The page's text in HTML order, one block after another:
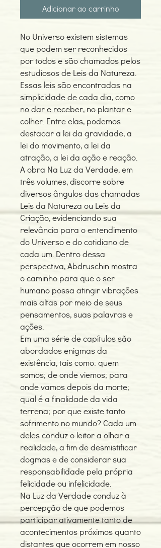
Adicionar ao carrinho
No Universo existem sistemas
que podem ser reconhecidos
por todos e são chamados pelos
estudiosos de Leis da Natureza.
Essas leis são encontradas na
simplicidade de cada dia, como
no dar e receber, no plantar e
colher. Entre elas, podemos
destacar a lei da gravidade, a
lei do movimento, a lei da
atração, a lei da ação e reação.
A obra Na Luz da Verdade, em
três volumes, discorre sobre
diversos ângulos das chamadas
Leis da Natureza ou Leis da
Criação, evidenciando sua
relevância para o entendimento
do Universo e do cotidiano de
cada um. Dentro dessa
perspectiva, Abdruschin mostra
o caminho para que o ser
humano possa atingir vibrações
mais altas por meio de seus
pensamentos, suas palavras e
ações.
Em uma série de capítulos são
abordados enigmas da
existência, tais como: quem
somos; de onde viemos; para
onde vamos depois da morte;
qual é a finalidade da vida
terrena; por que existe tanto
sofrimento no mundo? Cada um
deles conduz o leitor a olhar a
realidade, a fim de desmistificar
dogmas e de considerar sua
responsabilidade pela própria
felicidade ou infelicidade.
Na Luz da Verdade conduz à
percepção de que podemos
participar ativamente tanto de
acontecimentos próximos quanto
distantes que ocorrem em nosso